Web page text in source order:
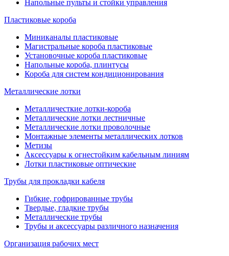
Напольные пульты и стойки управления
Пластиковые короба
Миниканалы пластиковые
Магистральные короба пластиковые
Установочные короба пластиковые
Напольные короба, плинтусы
Короба для систем кондиционирования
Металлические лотки
Металличесткие лотки-короба
Металлические лотки лестничные
Металлические лотки проволочные
Монтажные элементы металлических лотков
Метизы
Аксессуары к огнестойким кабельным линиям
Лотки пластиковые оптические
Трубы для прокладки кабеля
Гибкие, гофрированные трубы
Твердые, гладкие трубы
Металлические трубы
Трубы и аксессуары различного назначения
Организация рабочих мест